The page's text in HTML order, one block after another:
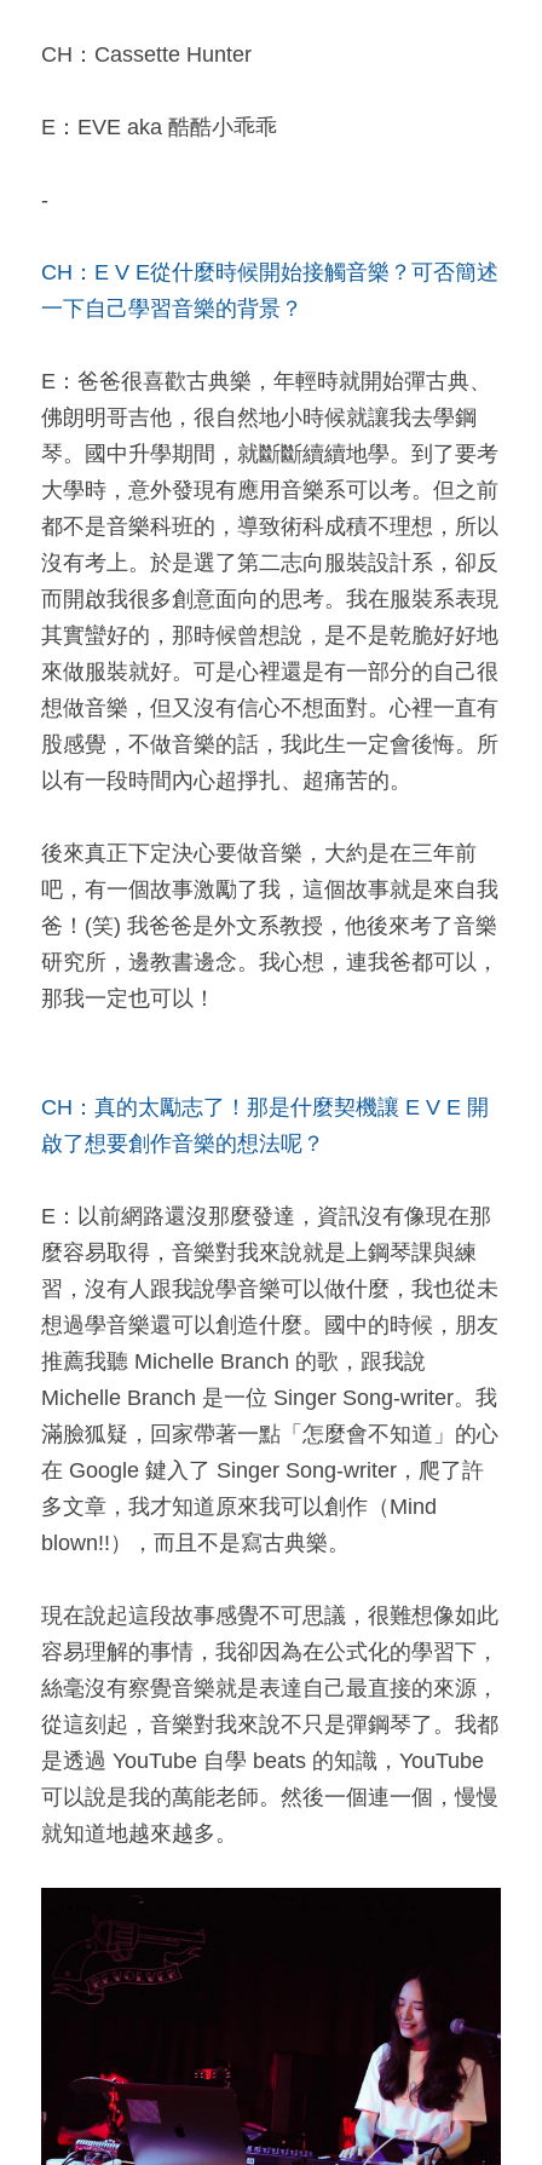
CH：Cassette Hunter
E：EVE aka 酷酷小乖乖
-
CH：E V E從什麼時候開始接觸音樂？可否簡述
一下自己學習音樂的背景？
E：爸爸很喜歡古典樂，年輕時就開始彈古典、
佛朗明哥吉他，很自然地小時候就讓我去學鋼
琴。國中升學期間，就斷斷續續地學。到了要考
大學時，意外發現有應用音樂系可以考。但之前
都不是音樂科班的，導致術科成積不理想，所以
沒有考上。於是選了第二志向服裝設計系，卻反
而開啟我很多創意面向的思考。我在服裝系表現
其實蠻好的，那時候曾想說，是不是乾脆好好地
來做服裝就好。可是心裡還是有一部分的自己很
想做音樂，但又沒有信心不想面對。心裡一直有
股感覺，不做音樂的話，我此生一定會後悔。所
以有一段時間內心超掙扎、超痛苦的。
後來真正下定決心要做音樂，大約是在三年前
吧，有一個故事激勵了我，這個故事就是來自我
爸 ！ (笑) 我爸爸是外文系教授，他後來考了音樂
研究所，邊教書邊念。我心想，連我爸都可以，
那我一定也可以！
CH：真的太勵志了！那是什麼契機讓 E V E 開
啟了想要創作音樂的想法呢？
E：以前網路還沒那麼發達，資訊沒有像現在那
麼容易取得，音樂對我來說就是上鋼琴課與練
習，沒有人跟我說學音樂可以做什麼，我也從未
想過學音樂還可以創造什麼。國中的時候，朋友
推薦我聽 Michelle Branch 的歌，跟我說
Michelle Branch 是一位 Singer Song-writer。我
滿臉狐疑，回家帶著一點「怎麼會不知道」的心
在 Google 鍵入了 Singer Song-writer，爬了許
多文章，我才知道原來我可以創作（Mind
blown!!），而且不是寫古典樂。
現在說起這段故事感覺不可思議，很難想像如此
容易理解的事情，我卻因為在公式化的學習下，
絲毫沒有察覺音樂就是表達自己最直接的來源，
從這刻起，音樂對我來說不只是彈鋼琴了。我都
是透過 YouTube 自學 beats 的知識，YouTube
可以說是我的萬能老師。然後一個連一個，慢慢
就知道地越來越多。